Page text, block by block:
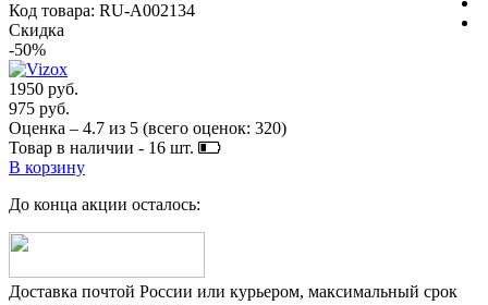
Код товара: RU-A002134
Скидка
-50%
1950 руб.
975 руб.
Оценка – 4.7 из 5 (всего оценок: 320)
Товар в наличии - 16 шт.
В корзину
До конца акции осталось:
Доставка почтой России или курьером, максимальный срок